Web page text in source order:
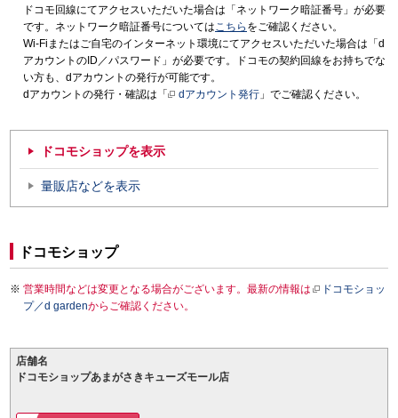
ドコモ回線にてアクセスいただいた場合は「ネットワーク暗証番号」が必要
です。ネットワーク暗証番号についてはこちら をご確認ください。
Wi-Fiまたはご自宅のインターネット環境にてアクセスいただいた場合は「d
アカウントのID／パスワード」が必要です。ドコモの契約回線をお持ちでな
い方も、dアカウントの発行が可能です。
dアカウントの発行・確認は「
dアカウント発行 」でご確認ください。
ドコモショップを表示
量販店などを表示
ドコモショップ
営業時間などは変更となる場合がございます。最新の情報は
ドコモショッ
プ／d gardenからご確認ください。
店舗名
ドコモショップあまがさきキューズモール店